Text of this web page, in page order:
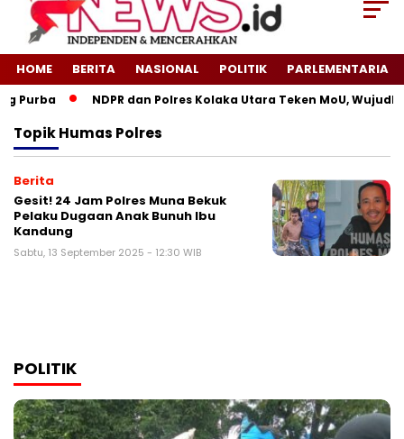
HOME BERITA NASIONAL POLITIK PARLEMENTARIA
Purba NDPR dan Polres Kolaka Utara Teken MoU,
TopikHumas Polres
Berita
Gesit! 24 Jam Polres Muna Bekuk
Pelaku Dugaan Anak Bunuh Ibu
Kandung
Sabtu, 13 September 2025 - 12:30 WIB
POLITIK